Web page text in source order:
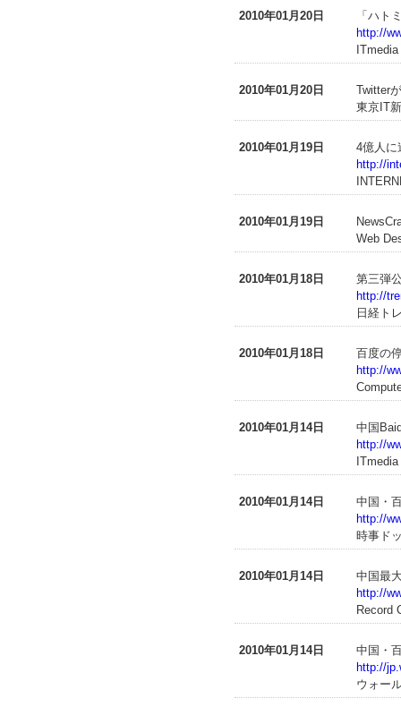
2010年01月20日
「ハト
http://
ITmedia
2010年01月20日
Twitter
東京IT
2010年01月19日
4億人に
http://
2010年01月19日
Web
2010年01月18日
第三弾
http://
日経ト
2010年01月18日
百度の
http://
2010年01月14日
中国
http://
ITmedia
2010年01月14日
中国・
http://
時事ド
2010年01月14日
中国最
http://
Record
2010年01月14日
中国・
http://
ウォー